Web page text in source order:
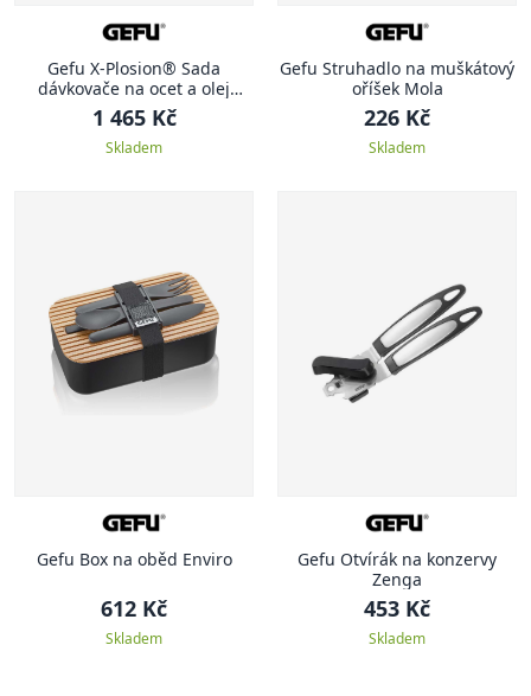
Gefu X-Plosion® Sada
dávkovače na ocet a olej
včetně stojánku
1 465 Kč
Skladem
Gefu Struhadlo na muškátový
oříšek Mola
226 Kč
Skladem
Gefu Box na oběd Enviro
612 Kč
Skladem
Gefu Otvírák na konzervy
Zenga
453 Kč
Skladem